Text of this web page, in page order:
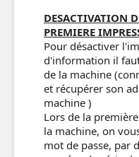
DESACTIVATION
PREMIERE
Pour désactiver
d'information il
de la machine
et récupérer son
machine )
Lors de la
la machine, on
mot de passe, par